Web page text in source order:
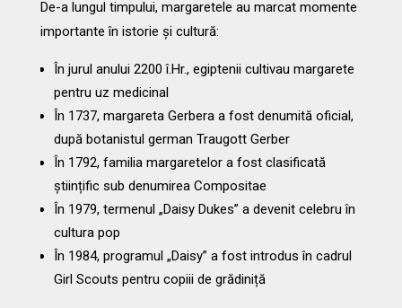
De-a lungul timpului, margaretele au marcat momente
importante în istorie și cultură:
În jurul anului 2200 î.Hr., egiptenii cultivau margarete
pentru uz medicinal
În 1737, margareta Gerbera a fost denumită oficial,
după botanistul german Traugott Gerber
În 1792, familia margaretelor a fost clasificată
științific sub denumirea Compositae
În 1979, termenul „Daisy Dukes” a devenit celebru în
cultura pop
În 1984, programul „Daisy” a fost introdus în cadrul
Girl Scouts pentru copiii de grădiniță